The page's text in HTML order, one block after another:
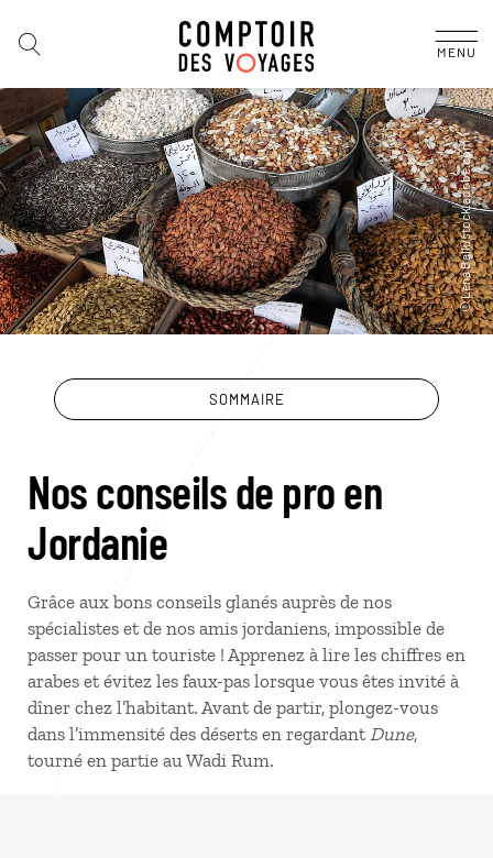
MENU
SOMMAIRE
Nos conseils de pro en
Jordanie
Grâce aux bons conseils glanés auprès de nos
spécialistes et de nos amis jordaniens, impossible de
passer pour un touriste ! Apprenez à lire les chiffres en
arabes et évitez les faux-pas lorsque vous êtes invité à
dîner chez l’habitant. Avant de partir, plongez-vous
dans l’immensité des déserts en regardant Dune,
tourné en partie au Wadi Rum.